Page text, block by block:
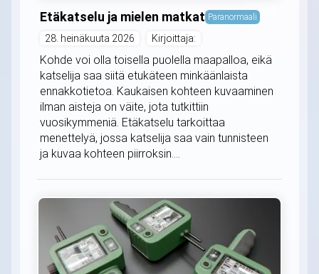
Etäkatselu ja mielen matkat Paranormaali
28. heinäkuuta 2026 Kirjoittaja:
Kohde voi olla toisella puolella maapalloa, eikä
katselija saa siitä etukäteen minkäänlaista
ennakkotietoa. Kaukaisen kohteen kuvaaminen
ilman aisteja on väite, jota tutkittiin
vuosikymmeniä. Etäkatselu tarkoittaa
menettelyä, jossa katselija saa vain tunnisteen
ja kuvaa kohteen piirroksin....